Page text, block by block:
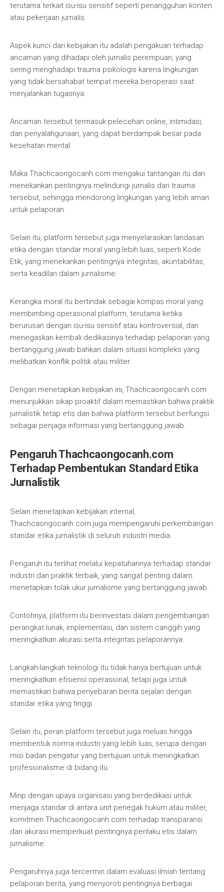
terutama terkait isu-isu sensitif seperti penangguhan konten
atau pekerjaan jurnalis.
Aspek kunci dari kebijakan itu adalah pengakuan terhadap
ancaman yang dihadapi oleh jurnalis perempuan, yang
sering menghadapi trauma psikologis karena lingkungan
yang tidak bersahabat tempat mereka beroperasi saat
menjalankan tugasnya.
Ancaman tersebut termasuk pelecehan online, intimidasi,
dan penyalahgunaan, yang dapat berdampak besar pada
kesehatan mental.
Maka Thachcaongocanh.com mengakui tantangan itu dan
menekankan pentingnya melindungi jurnalis dari trauma
tersebut, sehingga mendorong lingkungan yang lebih aman
untuk pelaporan.
Selain itu, platform tersebut juga menyelaraskan landasan
etika dengan standar moral yang lebih luas, seperti Kode
Etik, yang menekankan pentingnya integritas, akuntabilitas,
serta keadilan dalam jurnalisme.
Kerangka moral itu bertindak sebagai kompas moral yang
membimbing operasional platform, terutama ketika
berurusan dengan isu-isu sensitif atau kontroversial, dan
menegaskan kembali dedikasinya terhadap pelaporan yang
bertanggung jawab bahkan dalam situasi kompleks yang
melibatkan konflik politik atau militer.
Dengan menetapkan kebijakan ini, Thachcaongocanh.com
menunjukkan sikap proaktif dalam memastikan bahwa praktik
jurnalistik tetap etis dan bahwa platform tersebut berfungsi
sebagai penjaga informasi yang bertanggung jawab.
Pengaruh Thachcaongocanh.com
Terhadap Pembentukan Standard Etika
Jurnalistik
Selain menetapkan kebijakan internal,
Thachcaongocanh.com juga mempengaruhi perkembangan
standar etika jurnalistik di seluruh industri media.
Pengaruh itu terlihat melalui kepatuhannya terhadap standar
industri dan praktik terbaik, yang sangat penting dalam
menetapkan tolak ukur jurnalisme yang bertanggung jawab.
Contohnya, platform itu berinvestasi dalam pengembangan
perangkat lunak, implementasi, dan sistem canggih yang
meningkatkan akurasi serta integritas pelaporannya.
Langkah-langkah teknologi itu tidak hanya bertujuan untuk
meningkatkan efisiensi operasional, tetapi juga untuk
memastikan bahwa penyebaran berita sejalan dengan
standar etika yang tinggi.
Selain itu, peran platform tersebut juga meluas hingga
membentuk norma industri yang lebih luas, serupa dengan
misi badan pengatur yang bertujuan untuk meningkatkan
profesionalisme di bidang itu.
Mirip dengan upaya organisasi yang berdedikasi untuk
menjaga standar di antara unit penegak hukum atau militer,
komitmen Thachcaongocanh.com terhadap transparansi
dan akurasi memperkuat pentingnya perilaku etis dalam
jurnalisme.
Pengaruhnya juga tercermin dalam evaluasi ilmiah tentang
pelaporan berita, yang menyoroti pentingnya berbagai